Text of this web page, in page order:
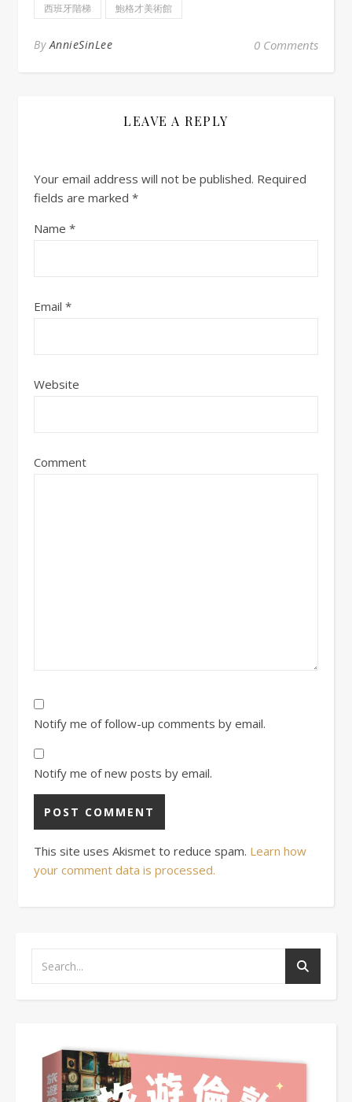
西班牙階梯
鮑格才美術館
By AnnieSinLee 0 Comments
LEAVE A REPLY
Your email address will not be published. Required
fields are marked *
Name *
Email *
Website
Comment
Notify me of follow-up comments by email.
Notify me of new posts by email.
This site uses Akismet to reduce spam. Learn how
your comment data is processed.